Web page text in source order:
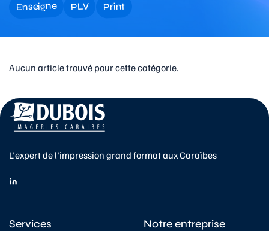
Enseigne PLV Print
Aucun article trouvé pour cette catégorie.
L'expert de l'impression grand format aux Caraïbes
Services Notre entreprise